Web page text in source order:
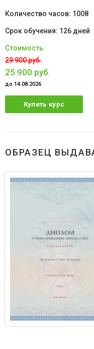
1008
126 дней
29 900 руб.
25 900 руб.
до 14.08.2026
Купить курс
ОБРАЗЕЦ